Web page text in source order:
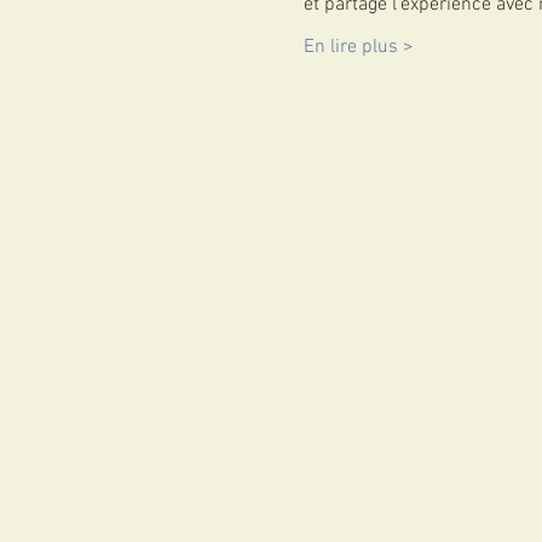
et partage l'expérience avec
En lire plus >